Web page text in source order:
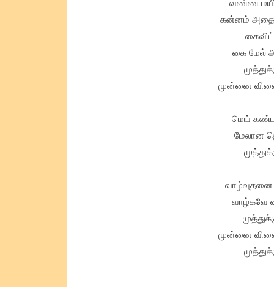
வண்ண
கன்னம் அதை
கை மேல்
முன்னை
மெய் கண்ட
மேலான
வாழ்வுதனை
வாழ்கவே
முன்னை